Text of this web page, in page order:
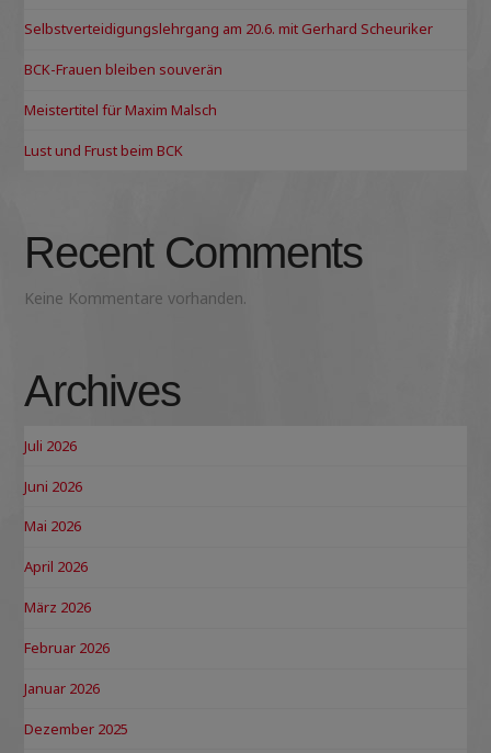
Selbstverteidigungslehrgang am 20.6. mit Gerhard Scheuriker
BCK-Frauen bleiben souverän
Meistertitel für Maxim Malsch
Lust und Frust beim BCK
Recent Comments
Keine Kommentare vorhanden.
Archives
Juli 2026
Juni 2026
Mai 2026
April 2026
März 2026
Februar 2026
Januar 2026
Dezember 2025